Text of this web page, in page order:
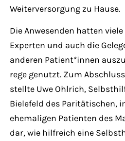
Weiterversorgung zu Hause.
Die Anwesenden hatten
Experten und auch die
anderen Patient*innen
rege genutzt. Zum
stellte Uwe Ohlrich,
Bielefeld des Paritätischen,
ehemaligen Patienten des
dar, wie hilfreich eine